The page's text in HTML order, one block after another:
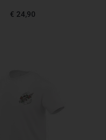
€ 24,90